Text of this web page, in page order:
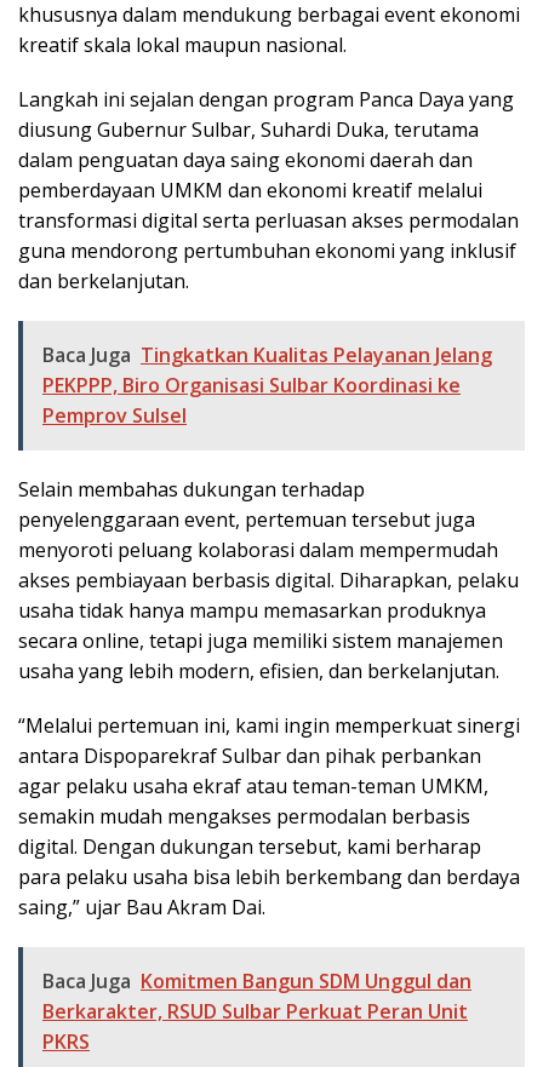
khususnya dalam mendukung berbagai event ekonomi
kreatif skala lokal maupun nasional.
Langkah ini sejalan dengan program Panca Daya yang
diusung Gubernur Sulbar, Suhardi Duka, terutama
dalam penguatan daya saing ekonomi daerah dan
pemberdayaan UMKM dan ekonomi kreatif melalui
transformasi digital serta perluasan akses permodalan
guna mendorong pertumbuhan ekonomi yang inklusif
dan berkelanjutan.
Baca Juga Tingkatkan Kualitas Pelayanan Jelang
PEKPPP, Biro Organisasi Sulbar Koordinasi ke
Pemprov Sulsel
Selain membahas dukungan terhadap
penyelenggaraan event, pertemuan tersebut juga
menyoroti peluang kolaborasi dalam mempermudah
akses pembiayaan berbasis digital. Diharapkan, pelaku
usaha tidak hanya mampu memasarkan produknya
secara online, tetapi juga memiliki sistem manajemen
usaha yang lebih modern, efisien, dan berkelanjutan.
“Melalui pertemuan ini, kami ingin memperkuat sinergi
antara Dispoparekraf Sulbar dan pihak perbankan
agar pelaku usaha ekraf atau teman-teman UMKM,
semakin mudah mengakses permodalan berbasis
digital. Dengan dukungan tersebut, kami berharap
para pelaku usaha bisa lebih berkembang dan berdaya
saing,” ujar Bau Akram Dai.
Baca Juga Komitmen Bangun SDM Unggul dan
Berkarakter, RSUD Sulbar Perkuat Peran Unit
PKRS